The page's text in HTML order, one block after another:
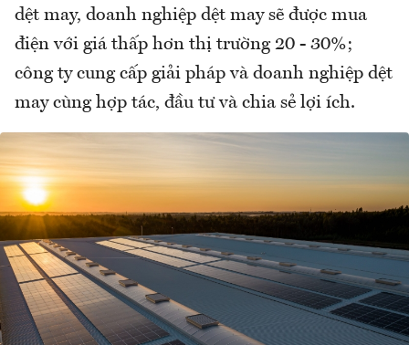
dệt may, doanh nghiệp dệt may sẽ được mua
điện với giá thấp hơn thị trường 20 - 30%;
công ty cung cấp giải pháp và doanh nghiệp dệt
may cùng hợp tác, đầu tư và chia sẻ lợi ích.